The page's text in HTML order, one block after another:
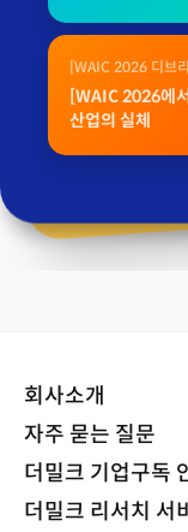
[WAIC 2026 디브
[WAIC 2026에
산업의 실체
회사소개
자주 묻는 질문
더밀크 기업구독
더밀크 리서치 서